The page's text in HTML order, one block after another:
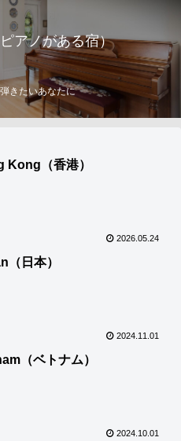
アノがある宿）
きたいあなたに
Kong（香港）
2026.05.24
（日本）
2024.11.01
（ベトナム）
2024.10.01